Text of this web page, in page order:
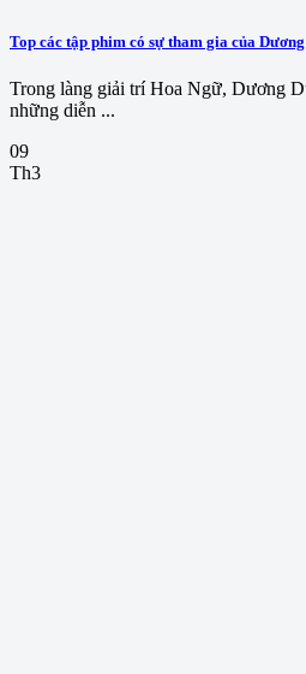
Top các tập phim có sự tham gia của
Trong làng giải trí Hoa Ngữ, Dương
những diễn ...
09
Th3